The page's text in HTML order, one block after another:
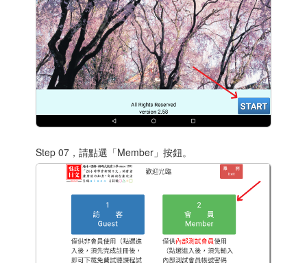
Step 07，請點選「Member」按鈕。